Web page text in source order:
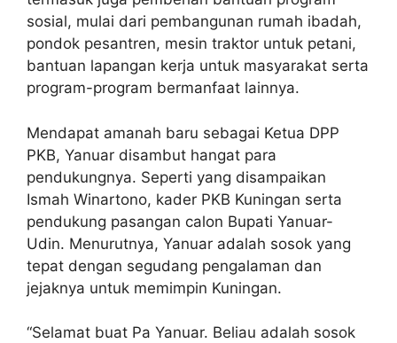
sosial, mulai dari pembangunan rumah ibadah,
pondok pesantren, mesin traktor untuk petani,
bantuan lapangan kerja untuk masyarakat serta
program-program bermanfaat lainnya.
Mendapat amanah baru sebagai Ketua DPP
PKB, Yanuar disambut hangat para
pendukungnya. Seperti yang disampaikan
Ismah Winartono, kader PKB Kuningan serta
pendukung pasangan calon Bupati Yanuar-
Udin. Menurutnya, Yanuar adalah sosok yang
tepat dengan segudang pengalaman dan
jejaknya untuk memimpin Kuningan.
“Selamat buat Pa Yanuar. Beliau adalah sosok